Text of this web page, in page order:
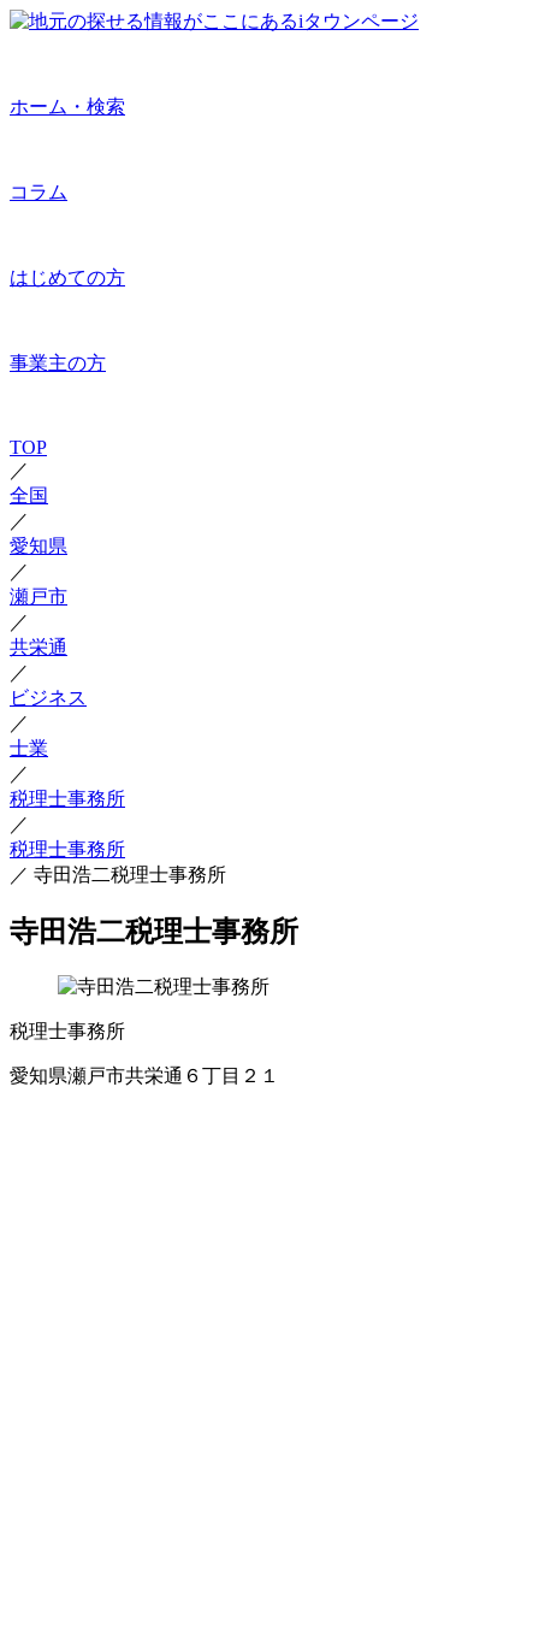
ホーム・検索
コラム
はじめての方
事業主の方
TOP
／
全国
／
愛知県
／
瀬戸市
／
共栄通
／
ビジネス
／
士業
／
税理士事務所
／
税理士事務所
／ 寺田浩二税理士事務所
寺田浩二税理士事務所
税理士事務所
愛知県瀬戸市共栄通６丁目２１